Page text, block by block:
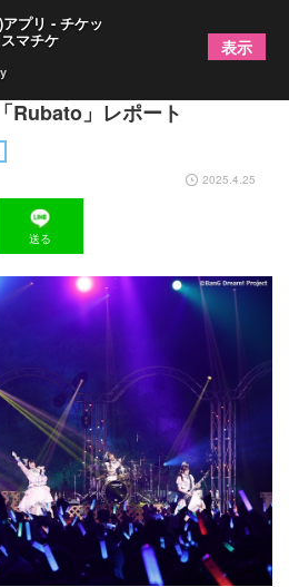
な音楽で豊洲PITを魅
Rubato」レポート
2025.4.25
送る
プリ - チケッ
マチケ 表示